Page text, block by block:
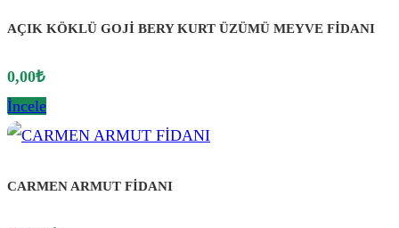
AÇIK KÖKLÜ GOJİ BERY KURT ÜZÜMÜ MEYVE FİDANI
0,00₺
İncele
CARMEN ARMUT FİDANI